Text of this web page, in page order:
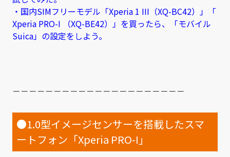
・国内SIMフリーモデル「Xperia 1 III（XQ-BC42）」「
Xperia PRO-I （XQ-BE42）」を買ったら、「モバイル
Suica」の設定をしよう。
－－－－－－－－－－－－－－－－－－－－－
●1.0型イメージセンサーを搭載したスマ
ートフォン「Xperia PRO-I」